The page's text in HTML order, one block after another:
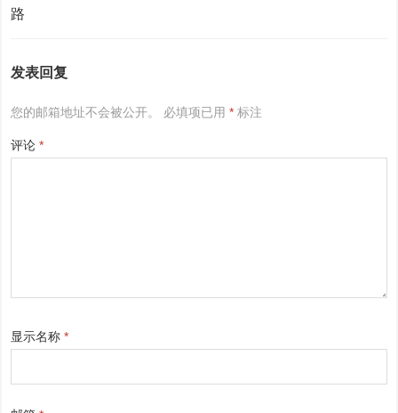
发表回复
您的邮箱地址不会被公开。 必填项已用* 标注
评论*
显示名称*